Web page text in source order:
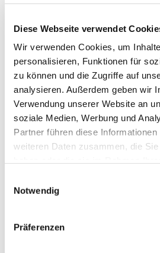
Diese Webseite verwendet
Wir verwenden Cookies, um
personalisieren, Funktionen für
zu können und die Zugriffe auf
analysieren. Außerdem geben wir
Verwendung unserer Website an
soziale Medien, Werbung und
Partner führen diese
weiteren Daten zusammen, die
Notwendig
Präferenzen